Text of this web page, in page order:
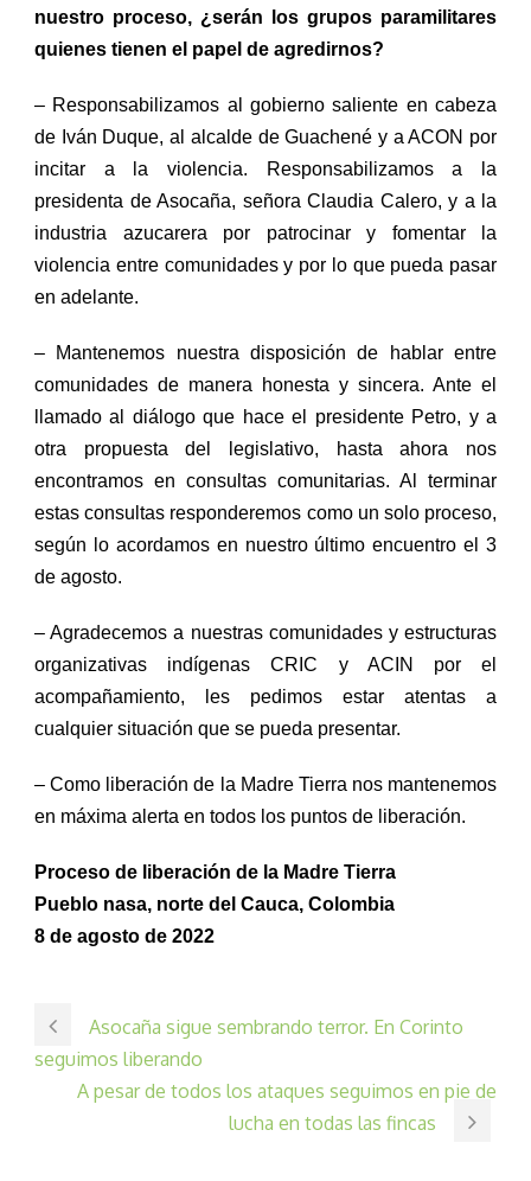
nuestro proceso, ¿serán los grupos paramilitares
quienes tienen el papel de agredirnos?
– Responsabilizamos al gobierno saliente en cabeza
de I ván Duque, al alcalde de Guachené y a ACON por
incitar a la violencia. Responsabilizamos a la
presidenta de Asocaña, señora Claudia Calero, y a la
industria azucarera por patrocinar y fomentar la
violencia entre comunidadesy por lo que pueda pasar
en adelante.
– Mantenemos nuestra disposición de hablar entre
comunidades de manera honesta y sincera. Ante el
llamado al diálogo que hace el presidente Petro, y a
otra propuesta del legislativo, hasta ahora nos
encontramos en consultas comunitarias. Al terminar
estas consultas responderemos como un solo proceso,
según lo acordamos en nuestro último encuentro el 3
de agosto.
–Agradecemos a nuestras comunidades y estructuras
organizativas indígenas CRIC y ACIN por el
acompañamiento, les pedimos estar atentas a
cualquier situación que se pueda presentar.
– Como liberación de la Madre Tierra nos mantenemos
en máxima alerta en todos los puntos de liberación.
Proceso de liberación de la Madre Tierra
Pueblo nasa, norte del Cauca, Colombia
8 de agosto de 2022
Asocaña sigue sembrando terror. En Corinto
seguimos liberando
A pesar de todos los ataques seguimos en pie de
lucha en todas las fincas